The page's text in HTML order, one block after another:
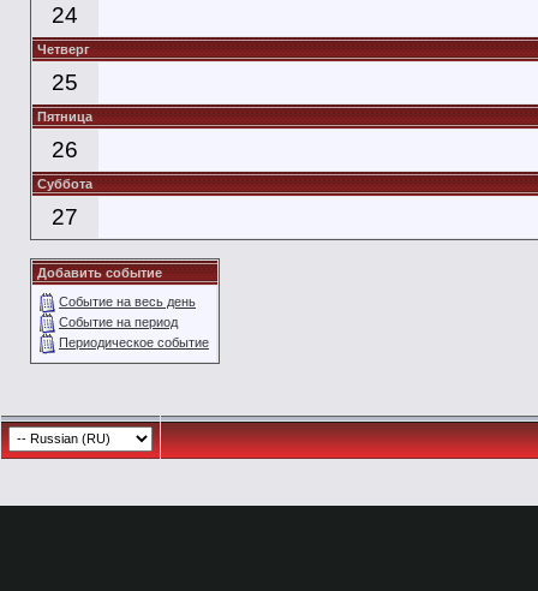
24
Четверг
25
Пятница
26
Суббота
27
Добавить событие
Событие на весь день
Событие на период
Периодическое событие